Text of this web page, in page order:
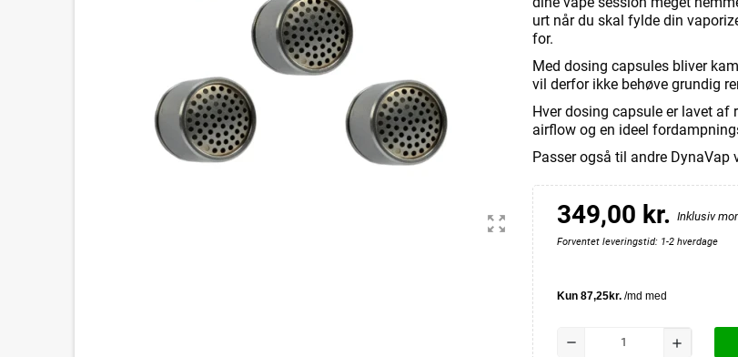
zoom_out_map
urt når du skal fylde din
for.
Med dosing capsules bliver
vil derfor ikke behøve grundig
Hver dosing capsule er lavet
airflow og en ideel
Passer også til andre DynaVap
349,00 kr. Inklusiv
Forventet leveringstid: 1-2 hverdage
remove add